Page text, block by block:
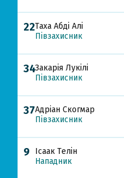
22Таха Абді Алі
Півзахисник
34Закарія Лукілі
Півзахисник
37Адріан Скогмар
Півзахисник
9
Ісаак Телін
Нападник